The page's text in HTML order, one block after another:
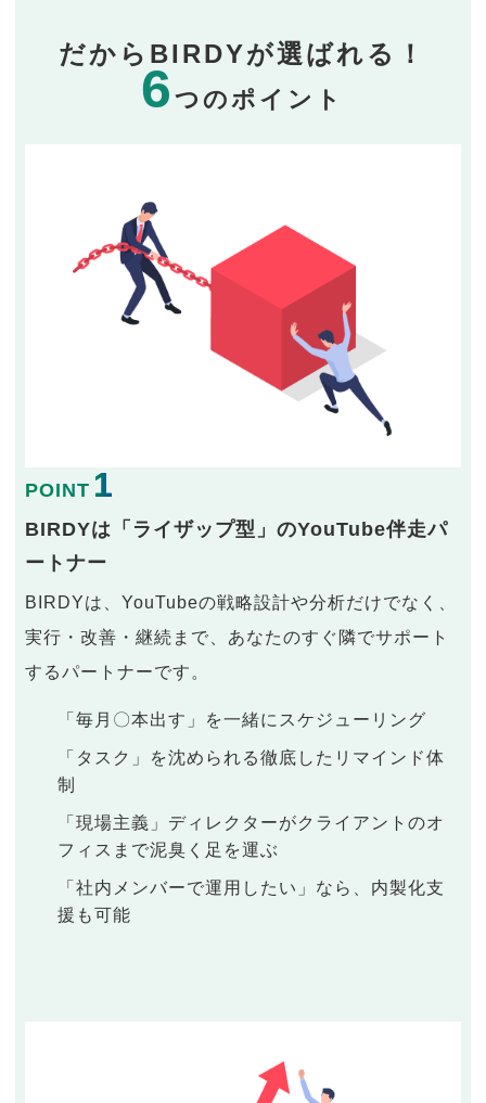
だからBIRDYが選ばれる！
6つのポイント
POINT 1
BIRDYは「ライザップ型」のYouTube伴走パ
ートナー
BIRDYは、YouTubeの戦略設計や分析だけでなく、
実行・改善・継続まで、あなたのすぐ隣でサポート
するパートナーです。
「毎月〇本出す」を一緒にスケジューリング
「タスク」を沈められる徹底したリマインド体
制
「現場主義」ディレクターがクライアントのオ
フィスまで泥臭く足を運ぶ
「社内メンバーで運用したい」なら、内製化支
援も可能